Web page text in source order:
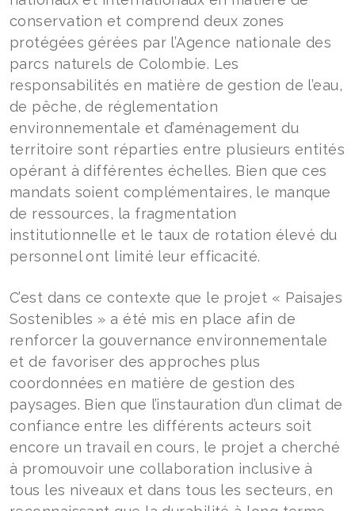
conservation et comprend deux zones
protégées gérées par l’Agence nationale des
parcs naturels de Colombie. Les
responsabilités en matière de gestion de l’eau,
de pêche, de réglementation
environnementale et d’aménagement du
territoire sont réparties entre plusieurs entités
opérant à différentes échelles. Bien que ces
mandats soient complémentaires, le manque
de ressources, la fragmentation
institutionnelle et le taux de rotation élevé du
personnel ont limité leur efficacité.
C’est dans ce contexte que le projet « Paisajes
Sostenibles » a été mis en place afin de
renforcer la gouvernance environnementale
et de favoriser des approches plus
coordonnées en matière de gestion des
paysages. Bien que l’instauration d’un climat de
confiance entre les différents acteurs soit
encore un travail en cours, le projet a cherché
à promouvoir une collaboration inclusive à
tous les niveaux et dans tous les secteurs, en